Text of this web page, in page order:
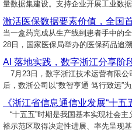
量数据集建设。支持企业开展工业数
激活医保数据要素价值，全国
当一盒药完成从生产线到患者手中的
28日，国家医保局举办的医保药品追
​AI 落地实践，数字浙江分享阶
7月23日，数字浙江技术运营有限公
后，数浙公司以“数智亨通 笃行致远”
《浙江省信息通信业发展“十五
“十五五”时期是我国基本实现社会
裕示范区取得决定性进展、率先呈现